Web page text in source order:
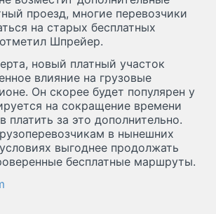
проезд, многие перевозчики
на старых бесплатных
Шпрейер.
новый платный участок
влияние на грузовые
Он скорее будет популярен у
на сокращение времени
платить за это дополнительно.
в нынешних
выгоднее продолжать
бесплатные маршруты.